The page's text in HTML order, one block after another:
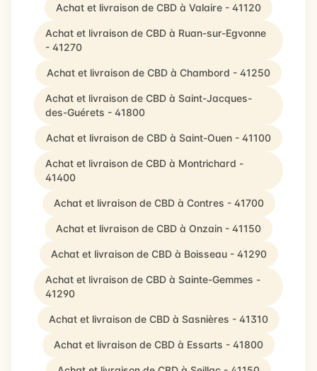
Achat et livraison de CBD à Valaire - 41120
Achat et livraison de CBD à Ruan-sur-Egvonne
- 41270
Achat et livraison de CBD à Chambord - 41250
Achat et livraison de CBD à Saint-Jacques-
des-Guérets - 41800
Achat et livraison de CBD à Saint-Ouen - 41100
Achat et livraison de CBD à Montrichard -
41400
Achat et livraison de CBD à Contres - 41700
Achat et livraison de CBD à Onzain - 41150
Achat et livraison de CBD à Boisseau - 41290
Achat et livraison de CBD à Sainte-Gemmes -
41290
Achat et livraison de CBD à Sasnières - 41310
Achat et livraison de CBD à Essarts - 41800